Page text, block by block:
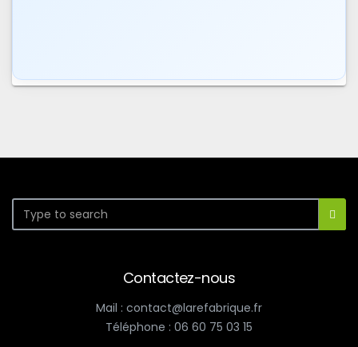
Contactez-nous
Mail : contact@larefabrique.fr
Téléphone : 06 60 75 03 15